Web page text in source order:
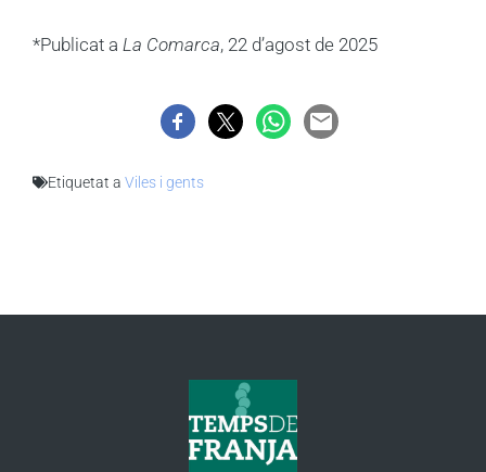
*Publicat a La Comarca, 22 d’agost de 2025
Etiquetat a Viles i gents